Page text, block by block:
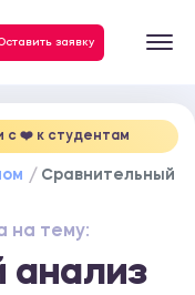
заявку
c ❤️ к студентам
Сравнительный
на тему:
анализ